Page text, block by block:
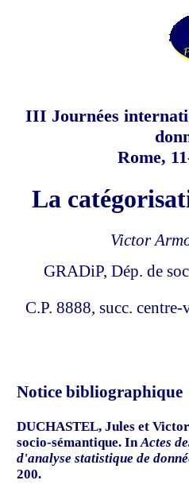
III Journées
Rome,
La
Victor
GRADiP, Dép. de
C.P. 8888, succ.
Notice bibliographique
DUCHASTEL, Jules et
socio-sémantique. InActes
d'analyse statistique de
200.